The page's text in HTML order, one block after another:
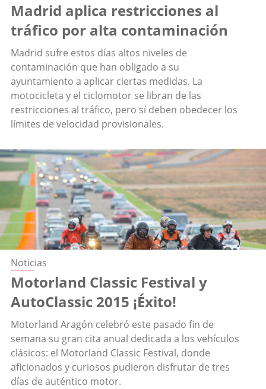
Madrid aplica restricciones al
tráfico por alta contaminación
Madrid sufre estos días altos niveles de
contaminación que han obligado a su
ayuntamiento a aplicar ciertas medidas. La
motocicleta y el ciclomotor se libran de las
restricciones al tráfico, pero sí deben obedecer los
límites de velocidad provisionales.
Noticias
Motorland Classic Festival y
AutoClassic 2015 ¡Éxito!
Motorland Aragón celebró este pasado fin de
semana su gran cita anual dedicada a los vehículos
clásicos: el Motorland Classic Festival, donde
aficionados y curiosos pudieron disfrutar de tres
días de auténtico motor.